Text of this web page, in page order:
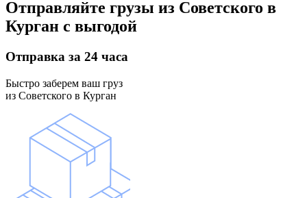
Отправляйте грузы из Советского в
Курган с выгодой
Отправка за 24 часа
Быстро заберем ваш груз
из Советского в Курган